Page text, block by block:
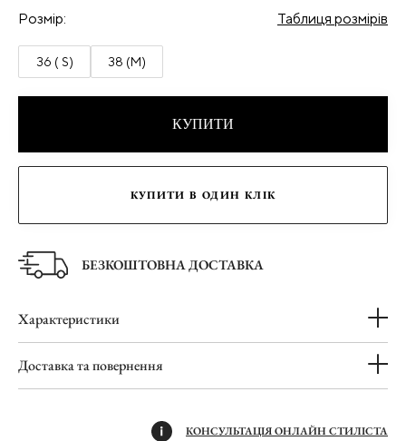
Розмір: Таблиця розмірів
36 ( S) 38 (M)
КУПИТИ
КУПИТИ В ОДИН КЛІК
БЕЗКОШТОВНА ДОСТАВКА
Характеристики
Доставка та повернення
КОНСУЛЬТАЦІЯ ОНЛАЙН СТИЛІСТА